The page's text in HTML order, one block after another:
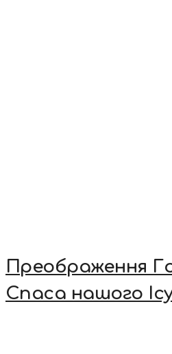
Преображення
Спаса нашого